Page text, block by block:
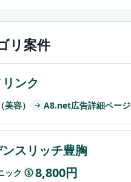
リ案件
ンク
美容） A8.net広告詳細ページ
ンスリッチ豊胸
ック $ 8,800円